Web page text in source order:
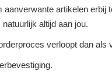
artikelen erbij
altijd aan jou.
verloopt dan als